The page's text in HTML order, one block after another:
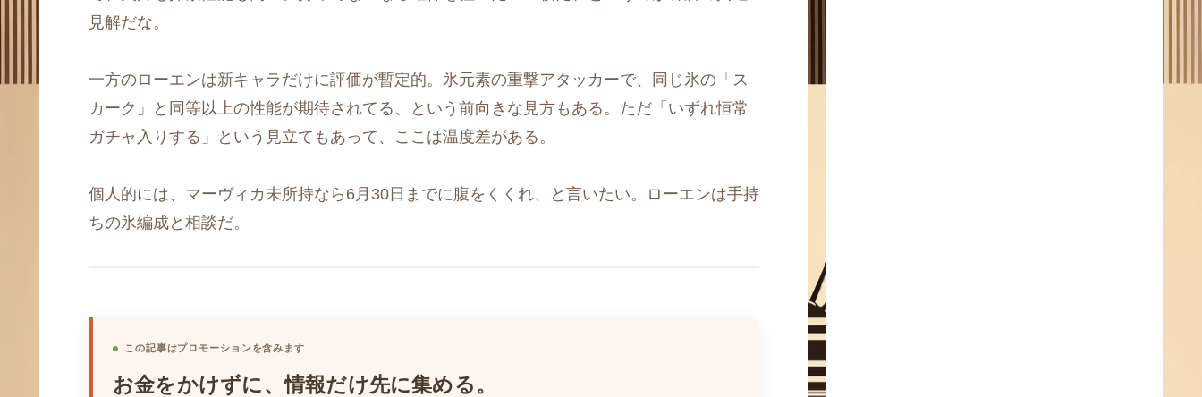
見解だな。
一方のローエンは新キャラだけに評価が暫定的。氷元素の重撃アタッカーで、同じ氷の「ス
カーク」と同等以上の性能が期待されてる、という前向きな見方もある。ただ「いずれ恒常
ガチャ入りする」という見立てもあって、ここは温度差がある。
個人的には、マーヴィカ未所持なら6月30日までに腹をくくれ、と言いたい。ローエンは手持
ちの氷編成と相談だ。
この記事はプロモーションを含みます
お金をかけずに、情報だけ先に集める。